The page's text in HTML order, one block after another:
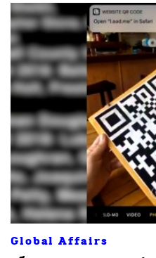
Global Affairs